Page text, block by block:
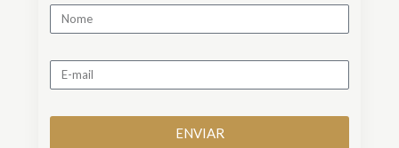
ENVIAR